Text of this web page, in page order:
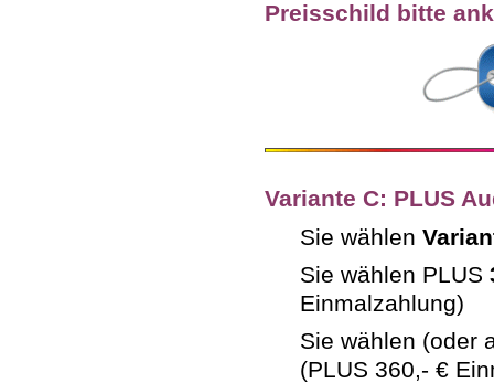
Preisschild bitte
Variante C: PLUS
Sie wählen
Sie wählen PLUS
Einmalzahlung)
Sie wählen (oder
(PLUS 360,- €